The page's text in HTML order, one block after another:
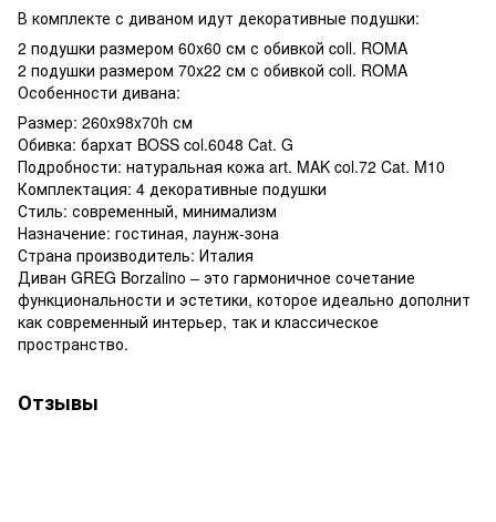
В комплекте с диваном идут декоративные подушки:
2 подушки размером 60x60 см с обивкой coll. ROMA
2 подушки размером 70x22 см с обивкой coll. ROMA
Особенности дивана:
Размер: 260x98x70h см
Обивка: бархат BOSS col.6048 Cat. G
Подробности: натуральная кожа art. MAK col.72 Cat. M10
Комплектация: 4 декоративные подушки
Стиль: современный, минимализм
Назначение: гостиная, лаунж-зона
Страна производитель: Италия
Диван GREG Borzalino – это гармоничное сочетание
функциональности и эстетики, которое идеально дополнит
как современный интерьер, так и классическое
пространство.
Отзывы